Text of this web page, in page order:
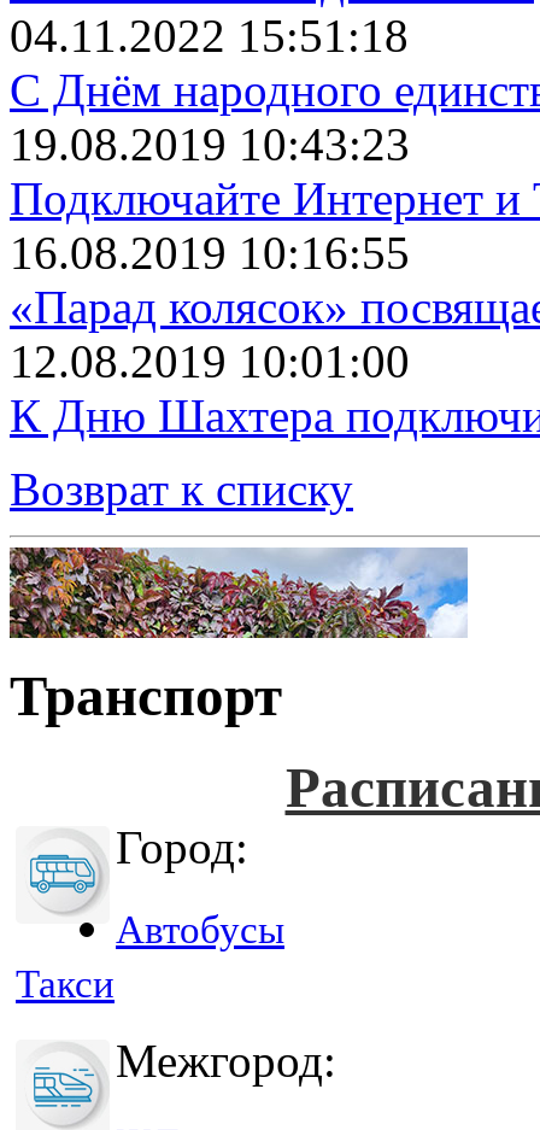
04.11.2022 15:51:18
С Днём народного
19.08.2019 10:43:23
Подключайте Интернет и
16.08.2019 10:16:55
«Парад колясок»
12.08.2019 10:01:00
К Дню Шахтера
Возврат к списку
Транспорт
Город:
Автобусы
Такси
Межгород: